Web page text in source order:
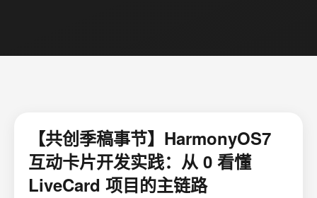
【共创季稿事节】HarmonyOS7
互动卡片开发实践：从 0 看懂
LiveCard 项目的主链路